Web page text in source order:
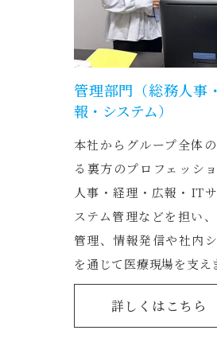
管理部門（総務人事
報・システム）
本社からグループ全体
る裏方のプロフェッシ
人事・経理・広報・IT
ステム管理などを担い
管理、情報発信や社内
を通じて医療現場を支え
詳しくはこちら